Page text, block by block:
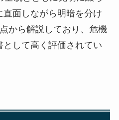
面しながら明暗を分け
から解説しており、危機
して高く評価されてい